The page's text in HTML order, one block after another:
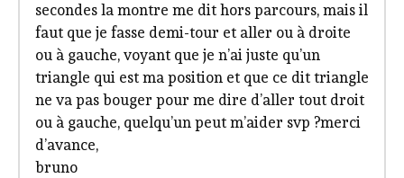
secondes la montre me dit hors parcours, mais il
faut que je fasse demi-tour et aller ou à droite
ou à gauche, voyant que je n’ai juste qu’un
triangle qui est ma position et que ce dit triangle
ne va pas bouger pour me dire d’aller tout droit
ou à gauche, quelqu’un peut m’aider svp ?merci
d’avance,
bruno